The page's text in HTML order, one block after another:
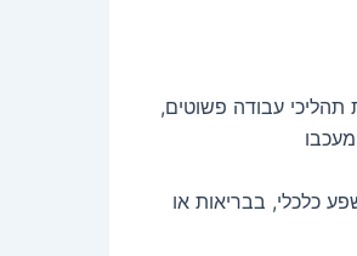
עבודה פשוטים,
כלכלי, בבריאות או